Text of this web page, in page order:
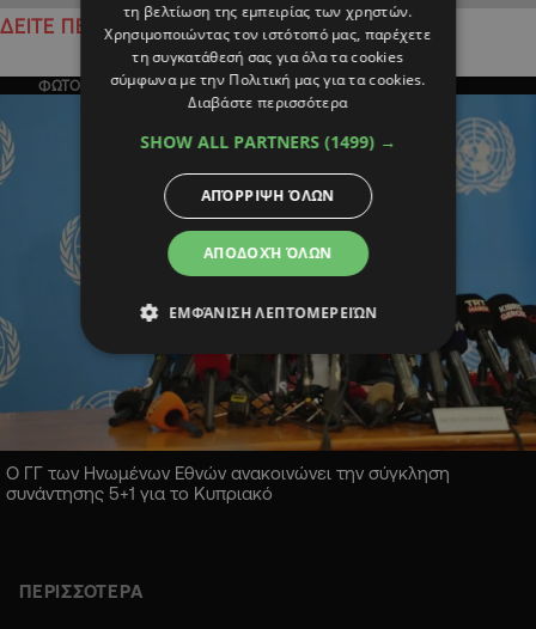
ΔΕΙΤΕ ΠΕΡΙΣΣΟΤΕΡΑ
ΦΩΤΟΓΡΑΦΙΑ ΤΗΣ ΗΜΕΡΑΣ
Ο ΓΓ των Ηνωμένων Εθνών ανακοινώνει την σύγκληση
συνάντησης 5+1 για το Κυπριακό
ΠΕΡΙΣΣΟΤΕΡΑ
τη βελτίωση της εμπειρίας των χρηστών.
Χρησιμοποιώντας τον ιστότοπό μας, παρέχετε
τη συγκατάθεσή σας για όλα τα cookies
σύμφωνα με την Πολιτική μας για τα cookies.
Διαβάστε περισσότερα
SHOW ALL PARTNERS (1499) →
ΑΠΟΔΟΧΉ ΌΛΩΝ
ΑΠΌΡΡΙΨΗ ΌΛΩΝ
ΕΜΦΆΝΙΣΗ ΛΕΠΤΟΜΕΡΕΙΏΝ